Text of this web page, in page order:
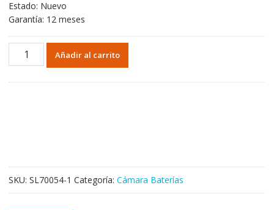
Estado: Nuevo
Garantía: 12 meses
Batería
Añadir al carrito
SKU: SL70054-1 Categoría: Cámara Baterías